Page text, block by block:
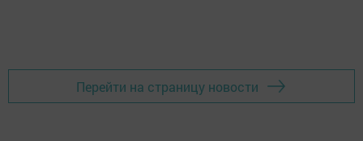
Перейти на страницу новости